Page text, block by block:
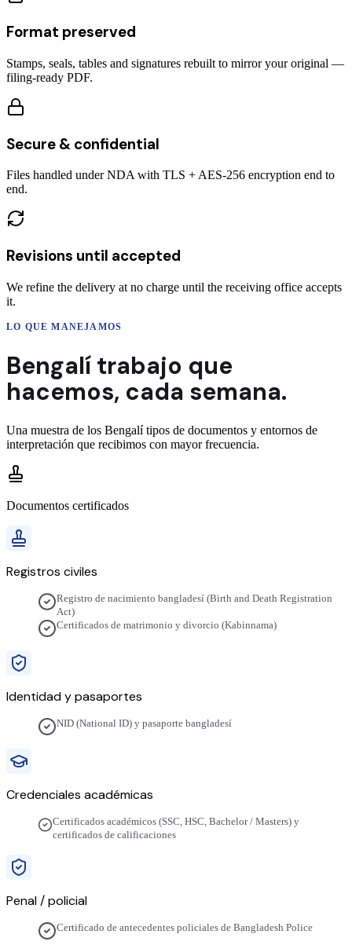
Format preserved
Stamps, seals, tables and signatures rebuilt to mirror your original —
filing-ready PDF.
Secure & confidential
Files handled under NDA with TLS + AES-256 encryption end to
end.
Revisions until accepted
We refine the delivery at no charge until the receiving office accepts
it.
LO QUE MANEJAMOS
Bengalí trabajo que
hacemos, cada semana.
Una muestra de los Bengalítipos de documentos y entornos de
interpretación que recibimos con mayor frecuencia.
Documentos certificados
Registros civiles
Registro de nacimiento bangladesí (Birth and Death Registration
Act)
Certificados de matrimonio y divorcio (Kabinnama)
Identidad y pasaportes
NID (National ID) y pasaporte bangladesí
Credenciales académicas
Certificados académicos (SSC, HSC, Bachelor / Masters) y
certificados de calificaciones
Penal / policial
Certificado de antecedentes policiales de Bangladesh Police